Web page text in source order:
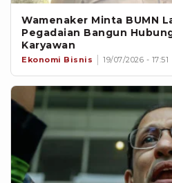
Wamenaker Minta BUMN
Pegadaian Bangun
Karyawan
Ekonomi Bisnis 19/07/2026 - 17:51